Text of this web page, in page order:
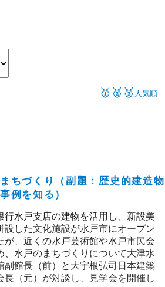
🥇🥈🥉 人気順
ちづくり（副題：歴史的建造物
例を知る）
行水戸支店の建物を活用し、新設美
設した文化施設が水戸市にオープン
が、近くの水戸芸術館や水戸市民会
、水戸のまちづくりについて大津水
副館長（前）と大宇根弘司日本建築
長（元）が対談し、見学会を開催し